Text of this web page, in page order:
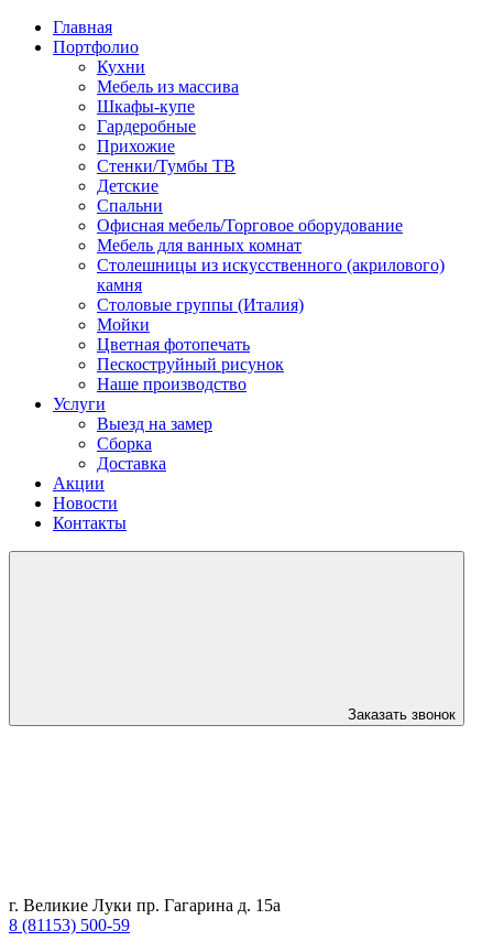
Главная
Портфолио
Кухни
Мебель из массива
Шкафы-купе
Гардеробные
Прихожие
Стенки/Тумбы ТВ
Детские
Спальни
Офисная мебель/Торговое оборудование
Мебель для ванных комнат
Столешницы из искусственного (акрилового)
камня
Столовые группы (Италия)
Мойки
Цветная фотопечать
Пескоструйный рисунок
Наше производство
Услуги
Выезд на замер
Сборка
Доставка
Акции
Новости
Контакты
Заказать звонок
г. Великие Луки пр. Гагарина д. 15а
8 (81153) 500-59